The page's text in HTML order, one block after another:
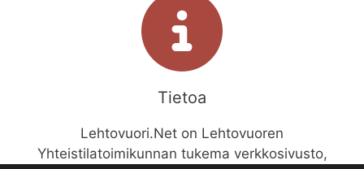
Tietoa
Lehtovuori.Net on Lehtovuoren
Yhteistilatoimikunnan tukema verkkosivusto,